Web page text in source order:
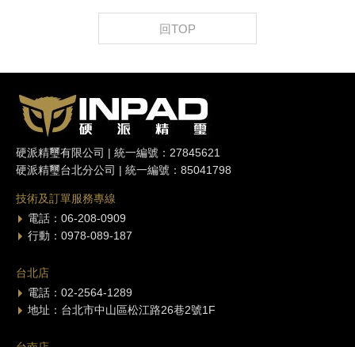
回TOP
硬派精璽有限公司 | 統一編號：27845621
硬派精璽台北分公司 | 統一編號：85041798
技術及訂單服務專線
電話：06-208-0909
行動：0978-089-187
台北店
電話：02-2564-1289
地址：台北市中山區松江路26巷2號1F